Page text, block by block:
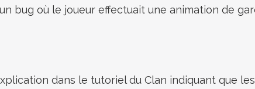
bug où le joueur effectuait une animation de
dans le tutoriel du Clan indiquant que